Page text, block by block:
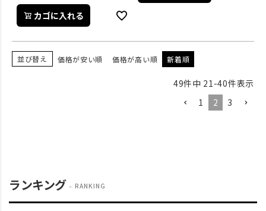
カゴに入れる
並び替え 価格が安い順 価格が高い順 新着順
49件中 21 -40件表示
1
2 3
ランキング RANKING